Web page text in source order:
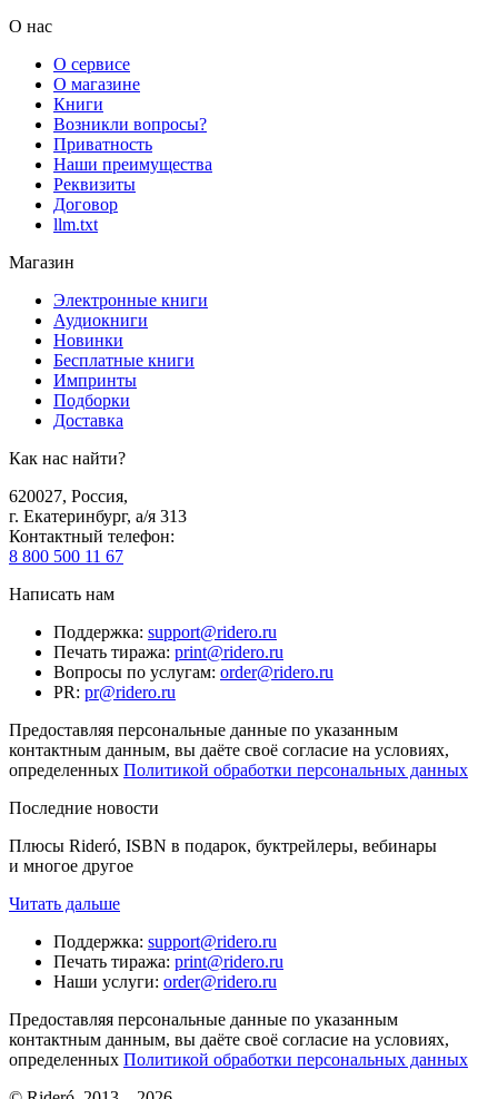
О нас
О сервисе
О магазине
Книги
Возникли вопросы?
Приватность
Наши преимущества
Реквизиты
Договор
llm.txt
Магазин
Электронные книги
Аудиокниги
Новинки
Бесплатные книги
Импринты
Подборки
Доставка
Как нас найти?
620027, Россия,
г. Екатеринбург, а/я 313
Контактный телефон:
8 800 500 11 67
Написать нам
Поддержка: support@ridero.ru
Печать тиража: print@ridero.ru
Вопросы по услугам: order@ridero.ru
PR: pr@ridero.ru
Предоставляя персональные данные по указанным
контактным данным, вы даёте своё согласие на условиях,
определенных Политикой обработки персональных данных
Последние новости
Плюсы Rideró, ISBN в подарок, буктрейлеры, вебинары
и многое другое
Читать дальше
Поддержка: support@ridero.ru
Печать тиража: print@ridero.ru
Наши услуги: order@ridero.ru
Предоставляя персональные данные по указанным
контактным данным, вы даёте своё согласие на условиях,
определенных Политикой обработки персональных данных